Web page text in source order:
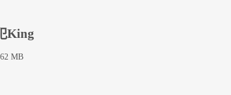
King
MB